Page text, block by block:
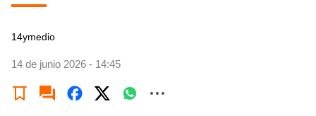
14ymedio
14 de junio 2026 - 14:45